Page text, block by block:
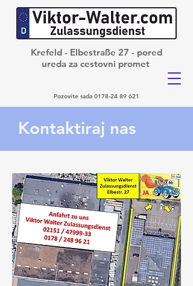
Pozovite sada 0178-24 89 621
Krefeld - Elbestraße 27 - pored
ureda za cestovni promet
Kontaktiraj nas